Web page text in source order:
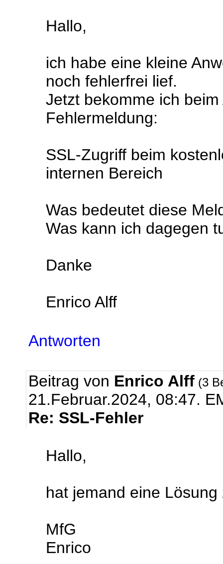
Hallo,
ich habe eine kleine
noch fehlerfrei lief.
Jetzt bekomme ich
Fehlermeldung:
SSL-Zugriff beim
internen Bereich
Was bedeutet diese
Was kann ich dagegen
Danke
Enrico Alff
Antworten
Beitrag von Enrico Alff (3
21.Februar.2024, 08:47.
Re: SSL-Fehler
Hallo,
hat jemand eine
MfG
Enrico